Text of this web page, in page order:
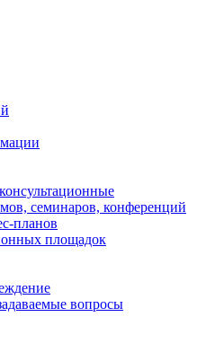
семинаров, конференций
планов
площадок
вопросы